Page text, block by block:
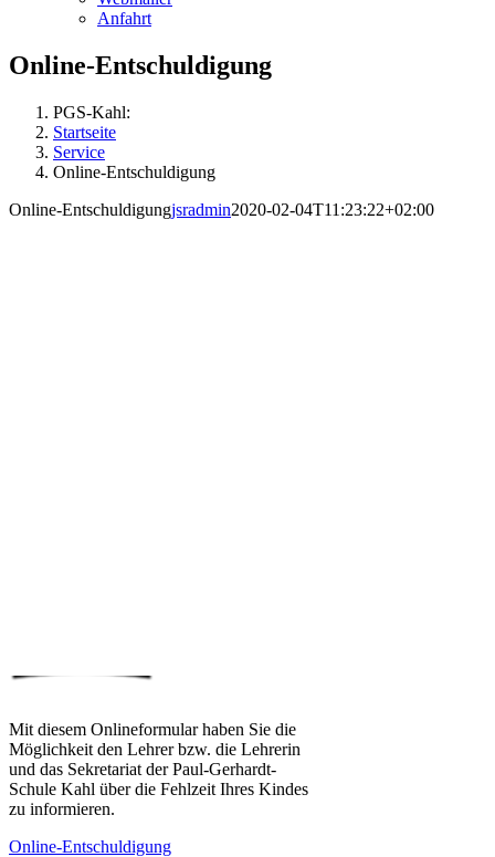
Anfahrt
Online-Entschuldigung
PGS-Kahl:
Startseite
Service
Online-Entschuldigung
Online-Entschuldigungjsradmin2020-02-04T11:23:22+02:00
Mit diesem Onlineformular haben Sie die
Möglichkeit den Lehrer bzw. die Lehrerin
und das Sekretariat der Paul-Gerhardt-
Schule Kahl über die Fehlzeit Ihres Kindes
zu informieren.
Online-Entschuldigung